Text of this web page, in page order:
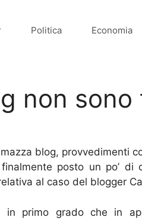
Politica Economia
non
blog, provvedimenti
posto un po’ di
al caso del blogger
in primo grado che in